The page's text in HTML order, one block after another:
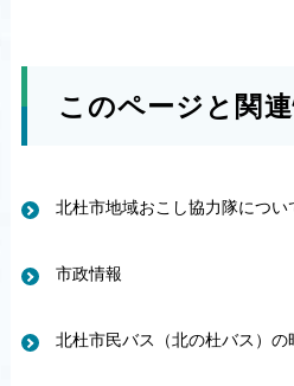
このページと関
北杜市地域おこし協力隊につい
市政情報
北杜市民バス（北の杜バス）の